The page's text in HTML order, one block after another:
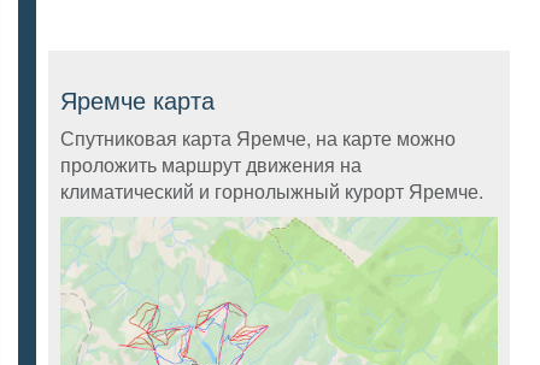
Яремче карта
Спутниковая карта Яремче, на карте можно
проложить маршрут движения на
климатический и горнолыжный курорт Яремче.